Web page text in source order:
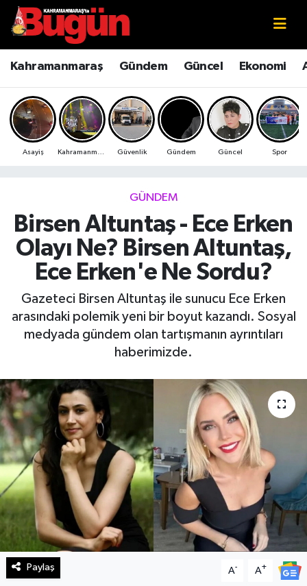
Kahramanmaraş Gündem Güncel Ekonomi
Asayiş Güvenlik Gündem Güncel Spor
GÜNDEM
Birsen Altuntaş - Ece Erken
Olayı Ne? Birsen Altuntaş,
Ece Erken'e Ne Sordu?
Gazeteci Birsen Altuntaş ile sunucu Ece Erken
arasındaki polemik yeni bir boyut kazandı. Sosyal
medyada gündem olan tartışmanın ayrıntıları
haberimizde.
Paylaş A- A+
Kahramanmaraş
Kahramanmaraş Sokak Röportajları
Bilim ve Teknoloji
Çevre
Ekonomi
Genel
Güncel
Haberde İnsan
Magazin
Manşet Altı
Manşetler
Resmi İlan
Sağlık
Spor
Kahramanmaraş Nöbetçi Eczaneler
Kahramanmaraş Hava Durumu
Kahramanmaraş Namaz Vakitleri
Kahramanmaraş Trafik Yoğunluk Haritası
Süper Lig Puan Durumu ve Fikstür
Tüm Manşetler
Son Dakika Haberleri
Haber Arşivi